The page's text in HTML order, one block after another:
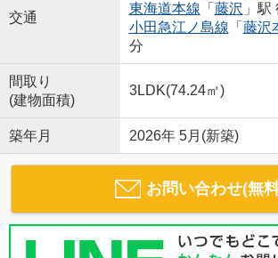
交通
東海道本線 「 藤沢 」駅
小田急江ノ島線 「 藤沢
分
間取り
(建物面積)
3LDK(74.24㎡)
築年月 2026年 5月(新築)
お問い合わせ(無